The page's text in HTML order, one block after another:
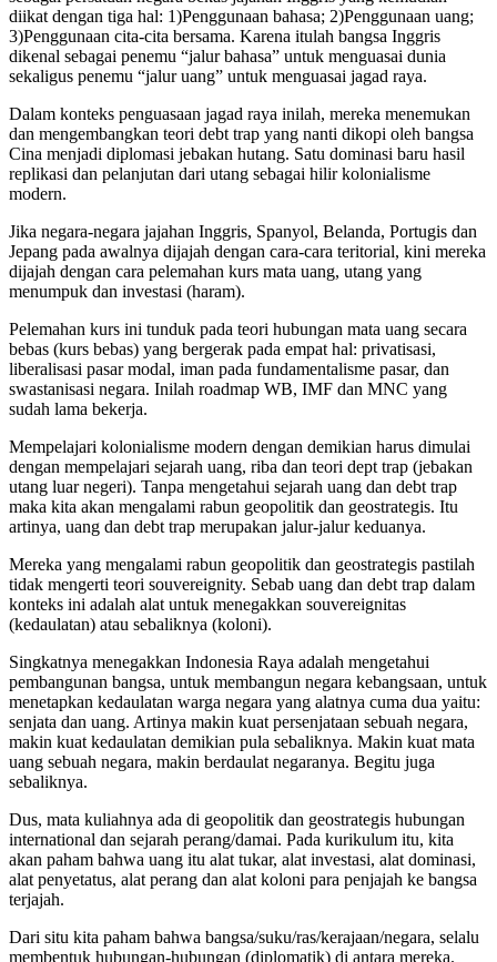
diikat dengan tiga hal: 1)Penggunaan bahasa; 2)Penggunaan uang;
3)Penggunaan cita-cita bersama. Karena itulah bangsa Inggris
dikenal sebagai penemu “jalur bahasa” untuk menguasai dunia
sekaligus penemu “jalur uang” untuk menguasai jagad raya.
Dalam konteks penguasaan jagad raya inilah, mereka menemukan
dan mengembangkan teori debt trap yang nanti dikopi oleh bangsa
Cina menjadi diplomasi jebakan hutang. Satu dominasi baru hasil
replikasi dan pelanjutan dari utang sebagai hilir kolonialisme
modern.
Jika negara-negara jajahan Inggris, Spanyol, Belanda, Portugis dan
Jepang pada awalnya dijajah dengan cara-cara teritorial, kini mereka
dijajah dengan cara pelemahan kurs mata uang, utang yang
menumpuk dan investasi (haram).
Pelemahan kurs ini tunduk pada teori hubungan mata uang secara
bebas (kurs bebas) yang bergerak pada empat hal: privatisasi,
liberalisasi pasar modal, iman pada fundamentalisme pasar, dan
swastanisasi negara. Inilah roadmap WB, IMF dan MNC yang
sudah lama bekerja.
Mempelajari kolonialisme modern dengan demikian harus dimulai
dengan mempelajari sejarah uang, riba dan teori dept trap (jebakan
utang luar negeri). Tanpa mengetahui sejarah uang dan debt trap
maka kita akan mengalami rabun geopolitik dan geostrategis. Itu
artinya, uang dan debt trap merupakan jalur-jalur keduanya.
Mereka yang mengalami rabun geopolitik dan geostrategis pastilah
tidak mengerti teori souvereignity. Sebab uang dan debt trap dalam
konteks ini adalah alat untuk menegakkan souvereignitas
(kedaulatan) atau sebaliknya (koloni).
Singkatnya menegakkan Indonesia Raya adalah mengetahui
pembangunan bangsa, untuk membangun negara kebangsaan, untuk
menetapkan kedaulatan warga negara yang alatnya cuma dua yaitu:
senjata dan uang. Artinya makin kuat persenjataan sebuah negara,
makin kuat kedaulatan demikian pula sebaliknya. Makin kuat mata
uang sebuah negara, makin berdaulat negaranya. Begitu juga
sebaliknya.
Dus, mata kuliahnya ada di geopolitik dan geostrategis hubungan
international dan sejarah perang/damai. Pada kurikulum itu, kita
akan paham bahwa uang itu alat tukar, alat investasi, alat dominasi,
alat penyetatus, alat perang dan alat koloni para penjajah ke bangsa
terjajah.
Dari situ kita paham bahwa bangsa/suku/ras/kerajaan/negara, selalu
membentuk hubungan-hubungan (diplomatik) di antara mereka.